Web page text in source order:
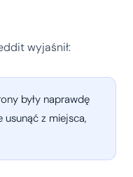
wyjaśnił:
były naprawdę
z miejsca,